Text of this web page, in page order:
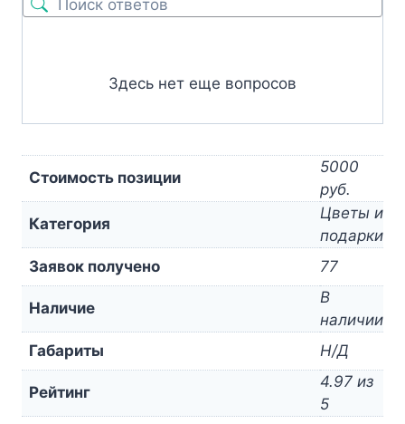
Здесь нет еще вопросов
Стоимость позиции
5000
руб.
Категория
Цветы и
подарки
Заявок получено
77
Наличие
В
наличии
Габариты
Н/Д
Рейтинг
4.97 из
5